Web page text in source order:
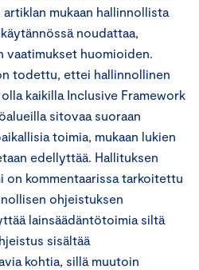
mukaan hallinnollista
noudattaa,
vaatimukset huomioiden.
todettu, ettei hallinnollinen
kaikilla Inclusive Framework
sitovaa suoraan
toimia, mukaan lukien
edellyttää. Hallituksen
on kommentaarissa tarkoitettu
ohjeistuksen
lainsäädäntötoimia siltä
sisältää
kohtia, sillä muutoin